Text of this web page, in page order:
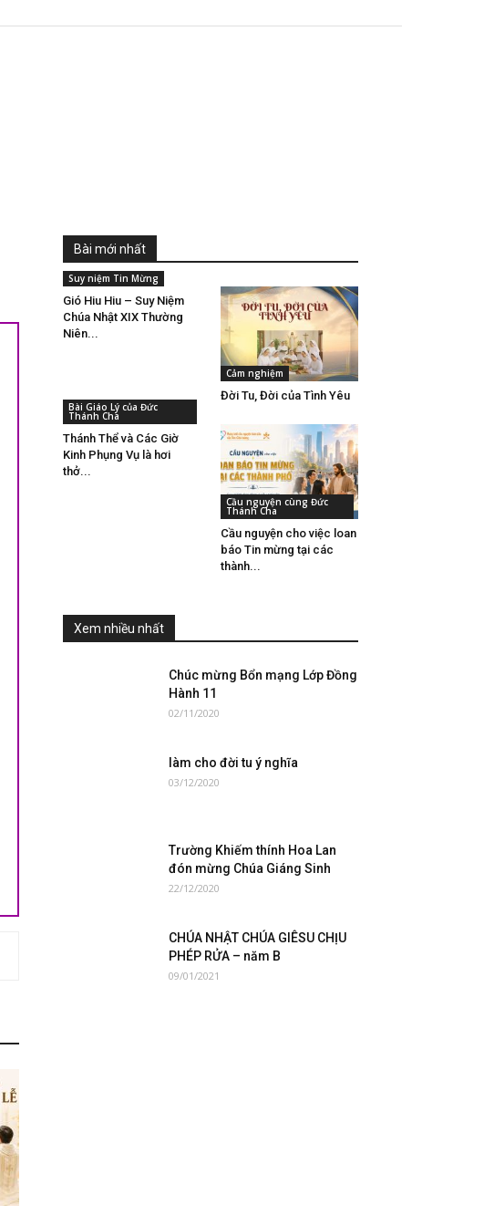
Bài mới nhất
Suy niệm Tin Mừng
Gió Hiu Hiu – Suy Niệm
Chúa Nhật XIX Thường
Niên...
Cảm nghiệm
Đời Tu, Đời của Tình Yêu
Bài Giáo Lý của Đức
Thánh Cha
Thánh Thể và Các Giờ
Kinh Phụng Vụ là hơi
thở...
Cầu nguyện cùng Đức
Thánh Cha
Cầu nguyện cho việc loan
báo Tin mừng tại các
thành...
Xem nhiều nhất
Chúc mừng Bổn mạng Lớp Đồng
Hành 11
02/11/2020
làm cho đời tu ý nghĩa
03/12/2020
Trường Khiếm thính Hoa Lan
đón mừng Chúa Giáng Sinh
22/12/2020
CHÚA NHẬT CHÚA GIÊSU CHỊU
PHÉP RỬA – năm B
09/01/2021